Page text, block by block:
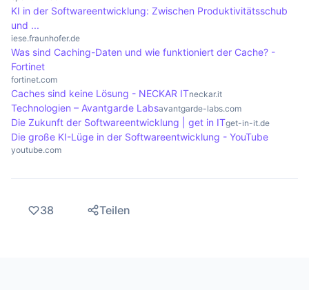
sind.
KI in der Softwareentwicklung: Zwischen Produktivitätsschub
und ...
iese.fraunhofer.de
Was sind Caching-Daten und wie funktioniert der Cache? -
Fortinet
fortinet.com
Caches sind keine Lösung - NECKAR ITneckar.it
Technologien – Avantgarde Labsavantgarde-labs.com
Die Zukunft der Softwareentwicklung | get in ITget-in-it.de
Die große KI-Lüge in der Softwareentwicklung - YouTube
youtube.com
38 Teilen